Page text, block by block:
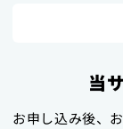
当
お申し込み後、